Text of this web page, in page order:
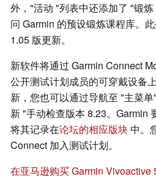
外，"活动 "列表中还添加了 "锻
问 Garmin 的预设锻炼课程库。
1.05 版更新。
新软件将通过 Garmin Connect
公开测试计划成员的可穿戴设备
新，您也可以通过导航至 "主菜
新 "手动检查版本 8.23。Garmin
将其记录在论坛的相应版块中。
Connect 加入测试计划。
在亚马逊购买 Garmin Vivoactive